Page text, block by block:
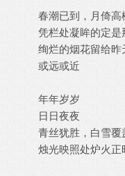
春潮已到，月倚高
凭栏处凝眸的定是
绚烂的烟花留给昨
或远或近
年年岁岁
日日夜夜
青丝犹胜，白雪覆
烛光映照处炉火正